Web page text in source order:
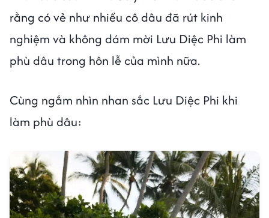
rằng có vẻ như nhiều cô dâu đã rút kinh
nghiệm và không dám mời Lưu Diệc Phi làm
phù dâu trong hôn lễ của mình nữa.
Cùng ngắm nhìn nhan sắc Lưu Diệc Phi khi
làm phù dâu: